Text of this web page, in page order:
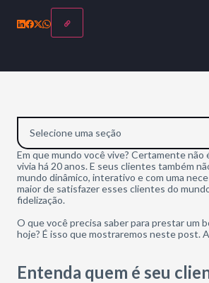
Selecione uma seção
Em que mundo você vive? Certamente não
vivia há 20 anos. E seus clientes também
mundo dinâmico, interativo e com uma
maior de satisfazer esses clientes do
fidelização.
O que você precisa saber para prestar um
hoje? É isso que mostraremos neste post.
Entenda quem é seu